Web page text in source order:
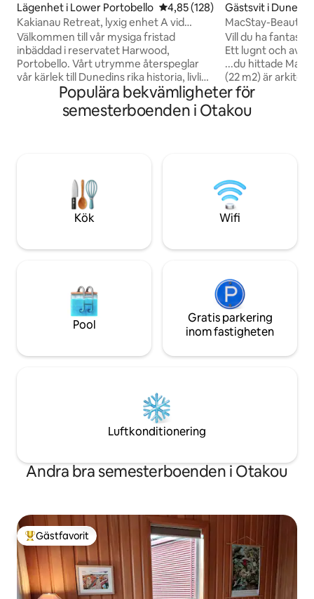
Lägenhet i Lower Portobello 4,85 av 5 i genomsnittligt
4,85 (128)
Kakianau Retreat, lyxig enhet A vid
vattnet
Välkommen till vår mysiga fristad
inbäddad i reservatet Harwood,
Portobello. Vårt utrymme återspeglar
vår kärlek till Dunedins rika historia, livliga
kultur och hisnande landskap. Oavsett
om du söker en avkopplande semester,
en äventyrsfylld tillflykt eller en kulturell
minnesvärd. Luta dig tillbaka och koppla
av i detta lugna, eleganta, senaste
tekniken och utrymme.
Gästsvit i Dunedin
MacStay-
Studio
Vill du ha
Ett lugnt och
...du hittade MacStay! Vår
(22 m2) är
har "wow"-
fågelsång och
hamnscenen. I
vackert inrett
sovrum. Kom och
trappsteg/
Populära bekvämligheter för
semesterboenden i Otakou
Kök Wifi
Pool
Gratis parkering
inom fastigheten
Luftkonditionering
Andra bra semesterboenden i Otakou
Populär gästfavorit
Gästfavorit